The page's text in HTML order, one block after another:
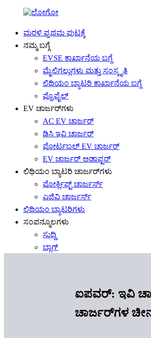
ಮರಳಿ ಪ್ರಥಮ ಪುಟಕ್ಕೆ
ನಮ್ಮ ಬಗ್ಗೆ
EVSE ಕಾರ್ಖಾನೆಯ ಬಗ್ಗೆ
ಮೈಲಿಗಲ್ಲುಗಳು ಮತ್ತು ಸಂಸ್ಕೃತಿ
ಲಿಥಿಯಂ ಬ್ಯಾಟರಿ ಕಾರ್ಖಾನೆಯ ಬಗ್ಗೆ
ಪ್ರೊಫೈಲ್
EV ಚಾರ್ಜರ್‌ಗಳು
AC EV ಚಾರ್ಜರ್
ಡಿಸಿ ಇವಿ ಚಾರ್ಜರ್
ಪೋರ್ಟಬಲ್ EV ಚಾರ್ಜರ್
EV ಚಾರ್ಜರ್ ಅಡಾಪ್ಟರ್
ಲಿಥಿಯಂ ಬ್ಯಾಟರಿ ಚಾರ್ಜರ್‌ಗಳು
ಫೋರ್ಕ್ಲಿಫ್ಟ್ ಚಾರ್ಜರ್ಸ್
ಎಜಿವಿ ಚಾರ್ಜರ್ಸ್
ಲಿಥಿಯಂ ಬ್ಯಾಟರಿಗಳು
ಸಂಪನ್ಮೂಲಗಳು
ಸುದ್ದಿ
ಬ್ಲಾಗ್
ಐಪವರ್: ಇವಿ
ಚಾರ್ಜರ್‌ಗಳ